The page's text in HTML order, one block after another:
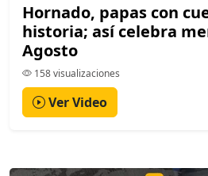
Hornado, papas con
historia; así celebra
Agosto
158 visualizaciones
Ver Video